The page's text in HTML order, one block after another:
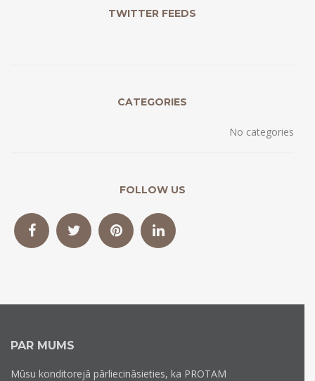
TWITTER FEEDS
CATEGORIES
No categories
FOLLOW US
PAR MUMS
Mūsu konditorejā pārliecināsieties, ka PROTAM